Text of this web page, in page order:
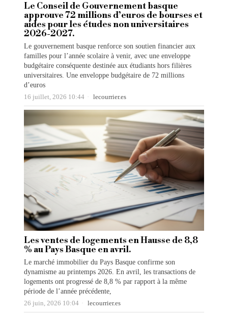
Le Conseil de Gouvernement basque
approuve 72 millions d’euros de bourses et
aides pour les études non universitaires
2026-2027.
Le gouvernement basque renforce son soutien financier aux
familles pour l’année scolaire à venir, avec une enveloppe
budgétaire conséquente destinée aux étudiants hors filières
universitaires. Une enveloppe budgétaire de 72 millions
d’euros
16 juillet, 2026 10:44 lecourrier.es
Les ventes de logements en Hausse de 8,8
% au Pays Basque en avril.
Le marché immobilier du Pays Basque confirme son
dynamisme au printemps 2026. En avril, les transactions de
logements ont progressé de 8,8 % par rapport à la même
période de l’année précédente,
26 juin, 2026 10:04 lecourrier.es